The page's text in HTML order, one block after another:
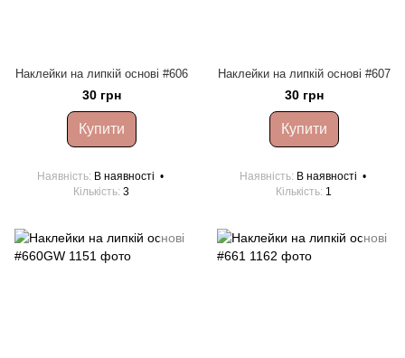
Наклейки на липкій основі #606
30 грн
Купити
Наявність
В наявності
Кількість 3
Наклейки на липкій основі #607
30 грн
Купити
Наявність
В наявності
Кількість 1